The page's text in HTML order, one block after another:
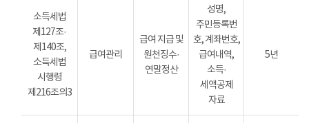
소득세법
제127조·
제140조,
소득세법
시행령
제216조의3
급여관리
급여 지급 및
원천징수·
연말정산
성명,
주민등록번
호, 계좌번호,
급여내역,
소득·
세액공제
자료
5년